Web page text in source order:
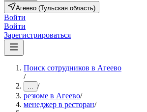
Агеево (Тульская область)
Войти
Войти
Зарегистрироваться
Поиск сотрудников в Агеево
/
... /
резюме в Агеево/
менеджер в ресторан/